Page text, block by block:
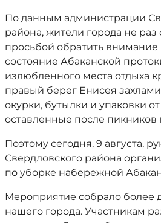
По данным администрации
района, жители города не
просьбой обратить внимание
состояние Абаканской
излюбленного места отдыха
правый берег Енисея
окурки, бутылки и упаковки
оставленные после пикников
Поэтому сегодня, 9 августа,
Свердловского района
по уборке набережной
Мероприятие собрало более
нашего города. Участникам